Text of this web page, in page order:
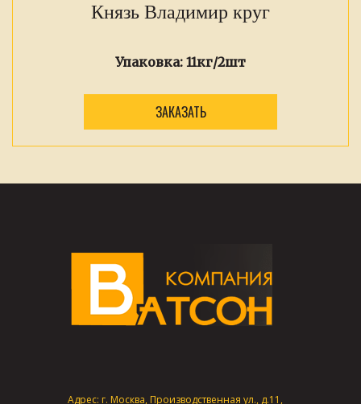
Князь Владимир круг
Упаковка: 11кг/2шт
ЗАКАЗАТЬ
Адрес: г. Москва, Производственная ул., д.11,